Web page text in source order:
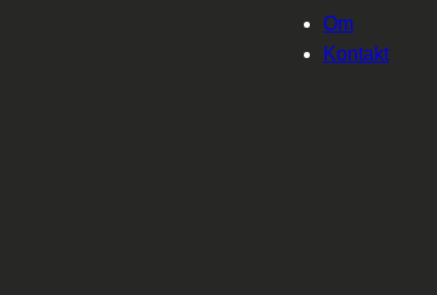
Om
Kontakt